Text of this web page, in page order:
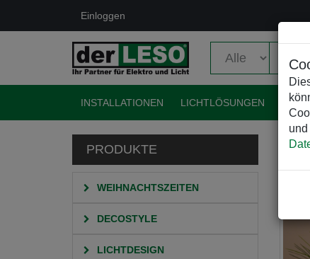
Einloggen
INSTALLATIONEN LICHTLÖSUNGEN
PRODUKTE
WEIHNACHTSZEITEN
DECOSTYLE
LICHTDESIGN